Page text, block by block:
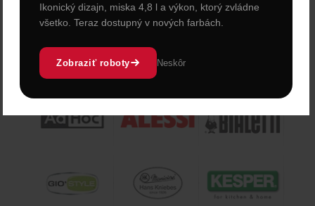
Vložiť do košíka
Ikonický dizajn, miska 4,8 l a výkon, ktorý zvládne
všetko. Teraz dostupný v nových farbách.
Zobraziť roboty Neskôr